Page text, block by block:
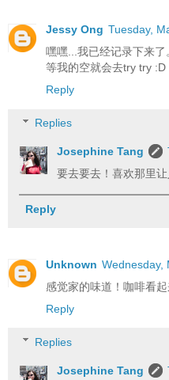
Jessy Ong Tuesday,
嘿嘿...我已经记录下来了
等我的空就会去try try :D
Reply
Replies
Josephine Tang
要去要去！喜欢那里让
Reply
Unknown Wednesday,
感觉家的味道！咖啡看起
Reply
Replies
Josephine Tang